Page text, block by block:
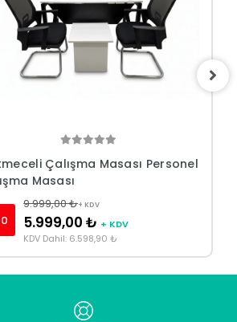
Çalışma Masası Personel
Masası
9.999,00 ₺+ KDV
5.999,00 ₺ + KDV
KDV Dahil: 6.598,90 ₺